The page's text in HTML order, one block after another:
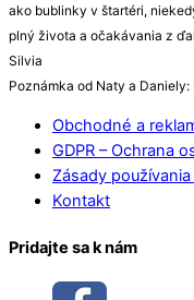
ako bublinky v štartéri,
plný života a očakávania z
Silvia
Poznámka od Naty a Daniely:
Obchodné a
GDPR – Ochrana
Zásady
Kontakt
Pridajte sa k nám